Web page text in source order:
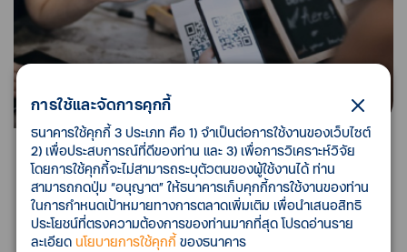
แอปพลิเคชันจัดการร้านค้า ทีทีบี สมาร์ทช็อป
ตัวช่วยสำหรับเจ้าของธุรกิจในการจัดการร้านค้า และรับ
ชำระรับเงินได้ง่ายๆ
การใช้และจัดการคุกกี้
ธนาคารใช้คุกกี้ 3 ประเภท คือ 1) จำเป็นต่อการใช้งานของเว็บไซต์
2) เพื่อประสบการณ์ที่ดีของท่าน และ 3) เพื่อการวิเคราะห์วิจัย
โดยการใช้คุกกี้จะไม่สามารถระบุตัวตนของผู้ใช้งานได้ ท่าน
สามารถกดปุ่ม “อนุญาต” ให้ธนาคารเก็บคุกกี้การใช้งานของท่าน
ในการกำหนดเป้าหมายทางการตลาดเพิ่มเติม เพื่อนำเสนอสิทธิ
ประโยชน์ที่ตรงความต้องการของท่านมากที่สุด โปรดอ่านราย
ละเอียด นโยบายการใช้คุกกี้ของธนาคาร